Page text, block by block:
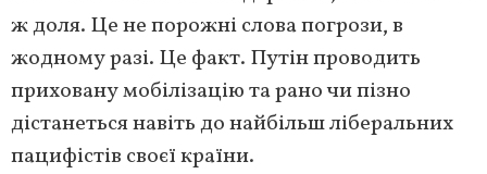
ж доля. Це не порожні слова погрози, в
жодному разі. Це факт. Путін проводить
приховану мобілізацію та рано чи пізно
дістанеться навіть до найбільш ліберальних
пацифістів своєї країни.